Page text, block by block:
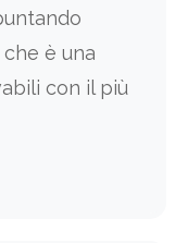
è una
con il più